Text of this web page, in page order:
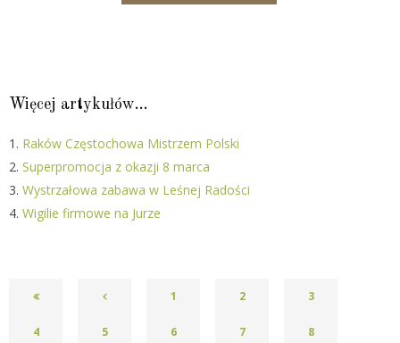
Więcej artykułów…
Raków Częstochowa Mistrzem Polski
Superpromocja z okazji 8 marca
Wystrzałowa zabawa w Leśnej Radości
Wigilie firmowe na Jurze
1 2 3
4 5 6 7 8